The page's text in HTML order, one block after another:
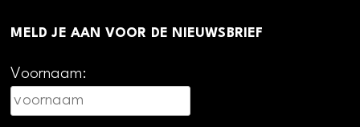
MELD JE AAN VOOR DE NIEUWSBRIEF
Voornaam: